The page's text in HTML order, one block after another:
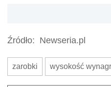
Źródło: Newseria.pl
zarobki wysokość